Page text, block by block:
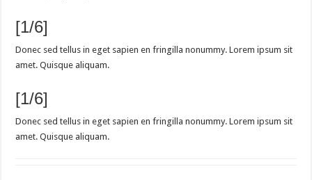
[1/6]
Donec sed tellus in eget sapien en fringilla nonummy. Lorem ipsum sit
amet. Quisque aliquam.
[1/6]
Donec sed tellus in eget sapien en fringilla nonummy. Lorem ipsum sit
amet. Quisque aliquam.